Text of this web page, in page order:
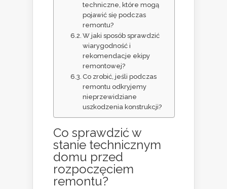
techniczne, które mogą
pojawić się podczas
remontu?
W jaki sposób sprawdzić
wiarygodność i
rekomendacje ekipy
remontowej?
Co zrobić, jeśli podczas
remontu odkryjemy
nieprzewidziane
uszkodzenia konstrukcji?
Co sprawdzić w
stanie technicznym
domu przed
rozpoczęciem
remontu?